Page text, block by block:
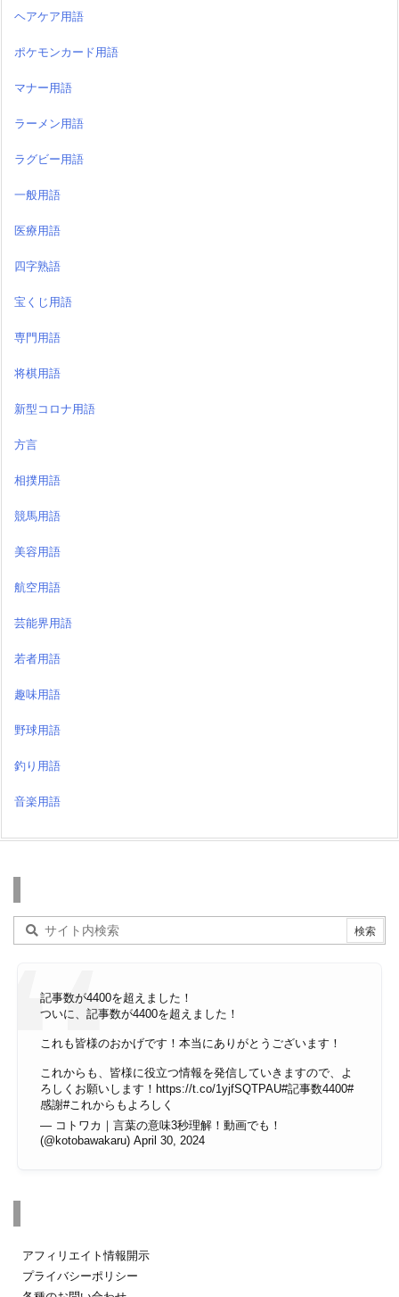
ヘアケア用語
ポケモンカード用語
マナー用語
ラーメン用語
ラグビー用語
一般用語
医療用語
四字熟語
宝くじ用語
専門用語
将棋用語
新型コロナ用語
方言
相撲用語
競馬用語
美容用語
航空用語
芸能界用語
若者用語
趣味用語
野球用語
釣り用語
音楽用語
記事数が4400を超えました！
ついに、記事数が4400を超えました！
これも皆様のおかげです！本当にありがとうございます！
これからも、皆様に役立つ情報を発信していきますので、よ
ろしくお願いします！ https://t.co/1yjfSQTPAU#記事数4400#
感謝#これからもよろしく
— コトワカ｜言葉の意味3秒理解！動画でも！
(@kotobawakaru) April 30, 2024
アフィリエイト情報開示
プライバシーポリシー